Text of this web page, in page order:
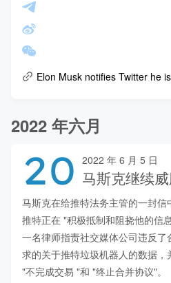
Elon Musk notifies Twitter he
2022 年六月
20 2022 年 6 月 5 日
马斯克继续
马斯克在给推特法务主管的一封
推特正在 "积极抵制和阻挠他的信
一名律师指责社交媒体公司违反
求的关于推特垃圾机器人的数据
"不完成交易 "和 "终止合并协议"。